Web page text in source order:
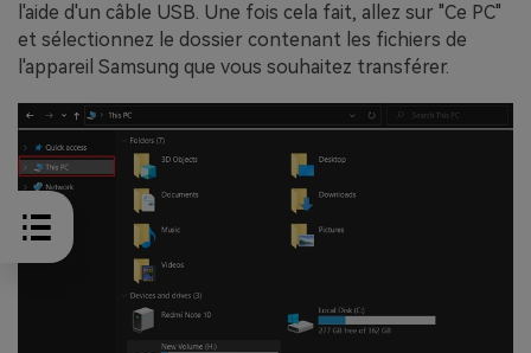
l'aide d'un câble USB. Une fois cela fait, allez sur "Ce PC"
et sélectionnez le dossier contenant les fichiers de
l'appareil Samsung que vous souhaitez transférer.